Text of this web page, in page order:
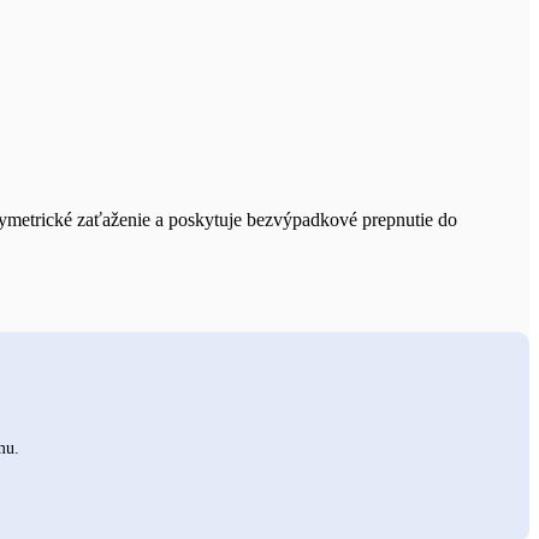
zaťaženie a poskytuje bezvýpadkové prepnutie do